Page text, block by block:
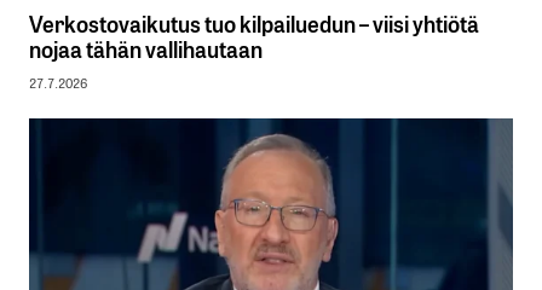
Verkostovaikutus tuo kilpailuedun – viisi yhtiötä
nojaa tähän vallihautaan
27.7.2026